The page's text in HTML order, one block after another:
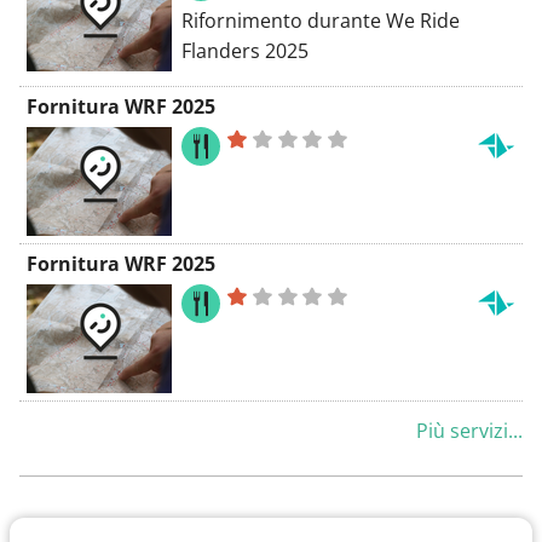
Rifornimento durante We Ride
Flanders 2025
Fornitura WRF 2025
Fornitura WRF 2025
Più servizi...